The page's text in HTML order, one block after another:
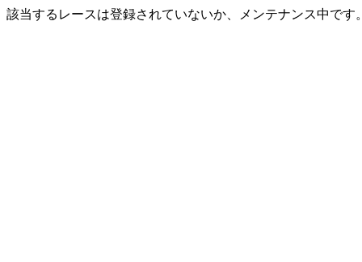
該当するレースは登録されていないか、メンテナンス中です